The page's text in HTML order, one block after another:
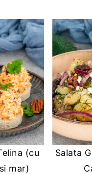
(cu
mar)
Salata